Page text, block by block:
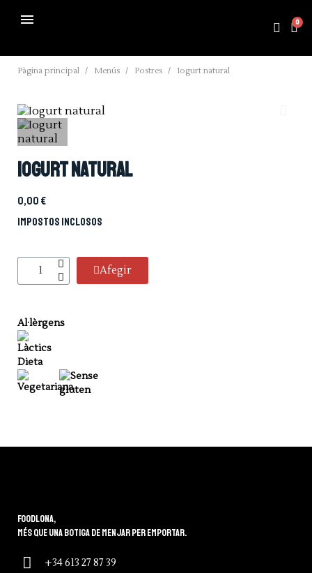
Pàgina principal Menús Postres Iogurt natural
Iogurt natural
0,00 €
Impostos inclosos
Afegir
Al·lèrgens
Dieta
Foodlona,
més que una botiga de menjar per emportar.
+34 613 27 87 39